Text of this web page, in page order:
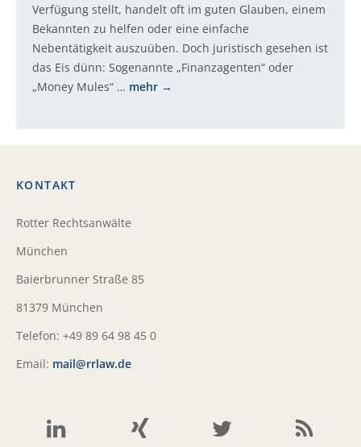
Verfügung stellt, handelt oft im guten Glauben, einem
Bekannten zu helfen oder eine einfache
Nebentätigkeit auszuüben. Doch juristisch gesehen ist
das Eis dünn: Sogenannte „Finanzagenten“ oder
„Money Mules“ … mehr
KONTAKT
Rotter Rechtsanwälte
München
Baierbrunner Straße 85
81379 München
Telefon: +49 89 64 98 45 0
Email: mail@rrlaw.de